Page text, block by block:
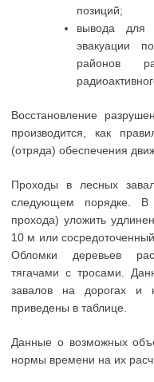
позиций;
вывода для
эвакуации
районов
Восстановление
производится, как
(отряда) обеспечения
Проходы в лесных
следующем порядке. В
прохода) уложить
10 м или
Обломки деревьев
тягачами с тросами.
завалов на дорогах и
приведены в таблице.
Данные о возможных
нормы времени на их